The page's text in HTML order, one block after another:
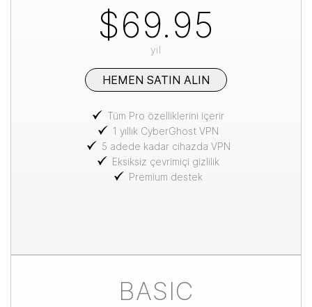
$69.95
yıl
HEMEN SATIN ALIN
Tüm Pro özelliklerini içerir
1 yıllık CyberGhost VPN
5 adede kadar cihazda VPN
Eksiksiz çevrimiçi gizlilik
Premium destek
BASIC